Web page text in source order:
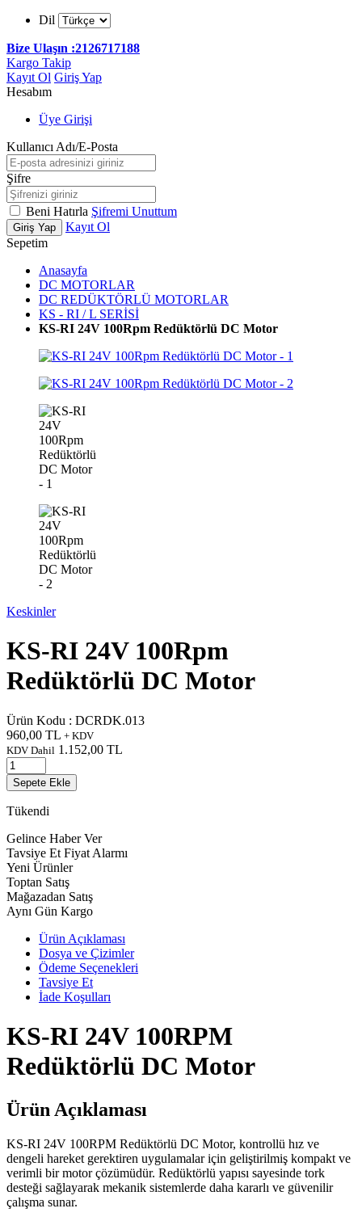
Dil
Bize Ulaşın :2126717188
Kargo Takip
Kayıt Ol Giriş Yap
Hesabım
Üye Girişi
Kullanıcı Adı/E-Posta
Şifre
Beni Hatırla Şifremi Unuttum
Giriş Yap
Kayıt Ol
Sepetim
Anasayfa
DC MOTORLAR
DC REDÜKTÖRLÜ MOTORLAR
KS - RI / L SERİSİ
KS-RI 24V 100Rpm Redüktörlü DC Motor
Keskinler
KS-RI 24V 100Rpm
Redüktörlü DC Motor
Ürün Kodu : DCRDK.013
960,00 TL + KDV
KDV Dahil 1.152,00 TL
Sepete Ekle
Tükendi
Gelince Haber Ver
Tavsiye Et Fiyat Alarmı
Yeni Ürünler
Toptan Satış
Mağazadan Satış
Aynı Gün Kargo
Ürün Açıklaması
Dosya ve Çizimler
Ödeme Seçenekleri
Tavsiye Et
İade Koşulları
KS-RI 24V 100RPM
Redüktörlü DC Motor
Ürün Açıklaması
KS-RI 24V 100RPM Redüktörlü DC Motor, kontrollü hız ve
dengeli hareket gerektiren uygulamalar için geliştirilmiş kompakt ve
verimli bir motor çözümüdür. Redüktörlü yapısı sayesinde tork
desteği sağlayarak mekanik sistemlerde daha kararlı ve güvenilir
çalışma sunar.